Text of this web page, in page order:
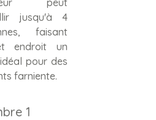
peut
jusqu'à 4
faisant
endroit un
pour des
farniente.
1